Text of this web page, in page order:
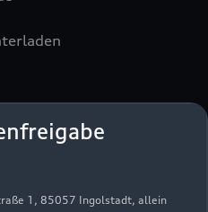
1, 85057 Ingolstadt, allein